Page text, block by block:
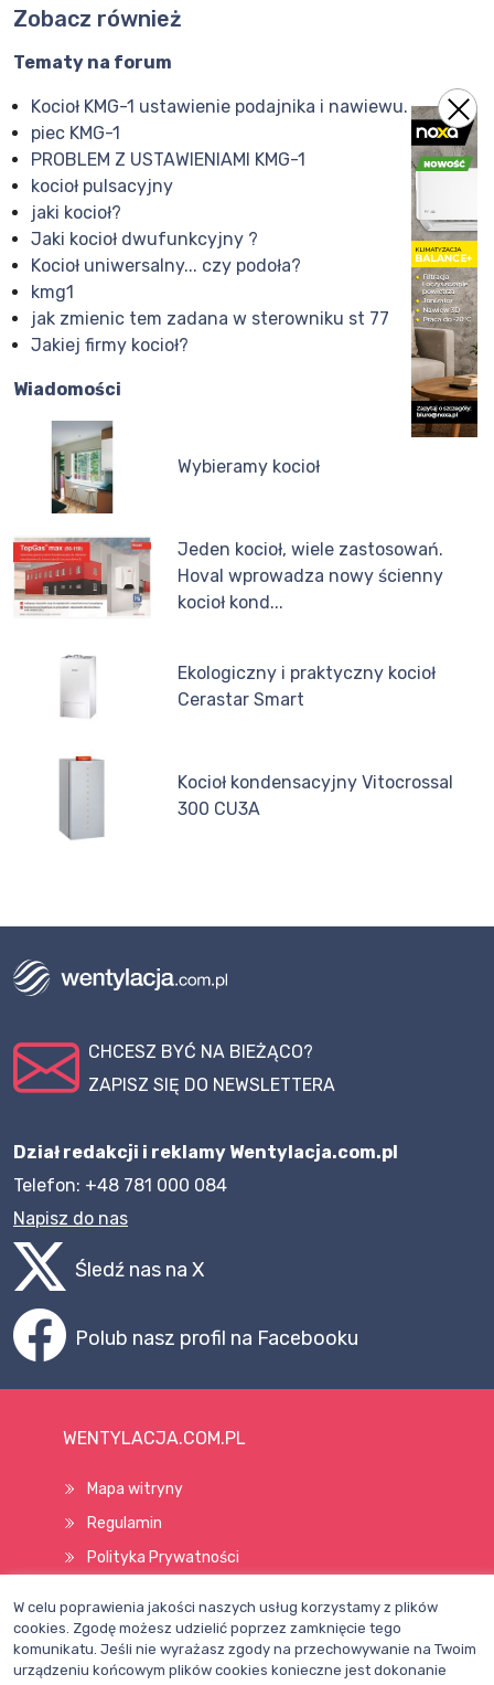
Zobacz również
Tematy na forum
Kocioł KMG-1 ustawienie podajnika i nawiewu.
piec KMG-1
PROBLEM Z USTAWIENIAMI KMG-1
kocioł pulsacyjny
jaki kocioł?
Jaki kocioł dwufunkcyjny ?
Kocioł uniwersalny... czy podoła?
kmg1
jak zmienic tem zadana w sterowniku st 77
Jakiej firmy kocioł?
Wiadomości
Wybieramy kocioł
Jeden kocioł, wiele zastosowań.
Hoval wprowadza nowy ścienny
kocioł kond...
Ekologiczny i praktyczny kocioł
Cerastar Smart
Kocioł kondensacyjny Vitocrossal
300 CU3A
CHCESZ BYĆ NA BIEŻĄCO?
ZAPISZ SIĘ DO NEWSLETTERA
Dział redakcji i reklamy Wentylacja.com.pl
Telefon: +48 781 000 084
Napisz do nas
Śledź nas na X
Polub nasz profil na Facebooku
WENTYLACJA.COM.PL
Mapa witryny
Regulamin
Polityka Prywatności
Wszelkie prawa zastrzeżone © 1998–2026
W celu poprawienia jakości naszych usług korzystamy z plików
cookies. Zgodę możesz udzielić poprzez zamknięcie tego
komunikatu. Jeśli nie wyrażasz zgody na przechowywanie na Twoim
urządzeniu końcowym plików cookies konieczne jest dokonanie